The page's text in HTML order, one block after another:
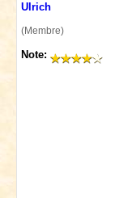
Ulrich
(Membre)
Note: